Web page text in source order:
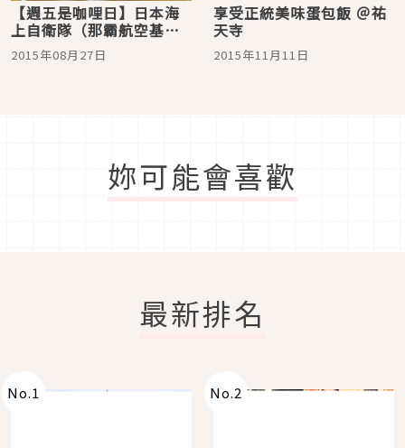
【週五是咖哩日】日本海
上自衛隊（那霸航空基地
隊）官方食譜「加入水蜜
桃罐頭的『愛心咖哩』」
2015年08月27日
享受正統美味蛋包飯 ＠祐
天寺
2015年11月11日
妳可能會喜歡
最新排名
No.1 No.2